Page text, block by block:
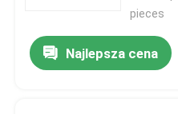
Wycieczka po fabryce
Kontrola jakości
pieces
Najlepsza cena